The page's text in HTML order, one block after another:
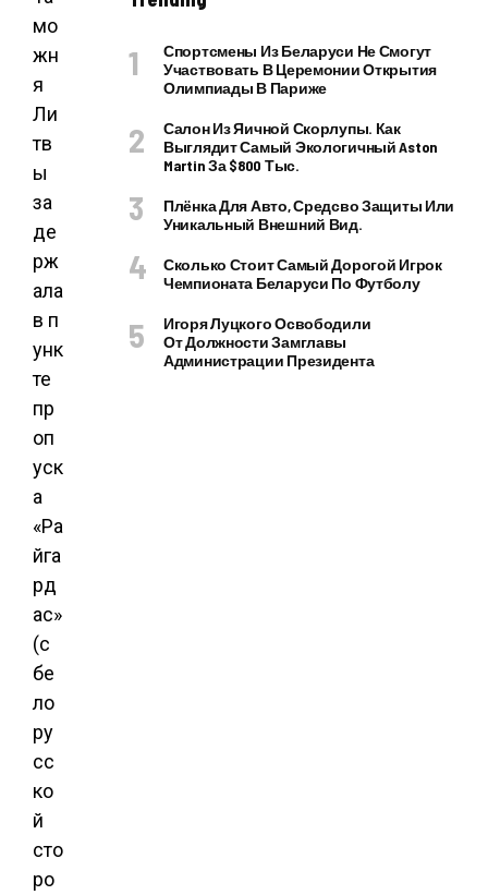
мо
жн
я
Ли
тв
ы
за
де
рж
ала
в п
унк
те
пр
оп
уск
а
«Ра
йга
рд
ас»
(с
бе
ло
ру
сс
ко
й
сто
ро
Спортсмены Из Беларуси Не Смогут
Участвовать В Церемонии Открытия
Олимпиады В Париже
Салон Из Яичной Скорлупы. Как
Выглядит Самый Экологичный Aston
Martin За $800 Тыс.
Плёнка Для Авто, Средсво Защиты Или
Уникальный Внешний Вид.
Сколько Стоит Самый Дорогой Игрок
Чемпионата Беларуси По Футболу
Игоря Луцкого Освободили
От Должности Замглавы
Администрации Президента